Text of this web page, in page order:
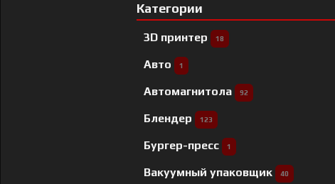
Категории
3D принтер 18
Авто 1
Автомагнитола 92
Блендер 123
Бургер-пресс 1
Вакуумный упаковщик 40